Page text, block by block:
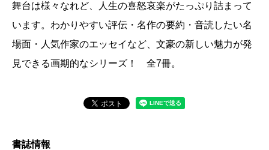
舞台は様々なれど、人生の喜怒哀楽がたっぷり詰まって
います。わかりやすい評伝・名作の要約・音読したい名
場面・人気作家のエッセイなど、文豪の新しい魅力が発
見できる画期的なシリーズ！ 全7冊。
書誌情報